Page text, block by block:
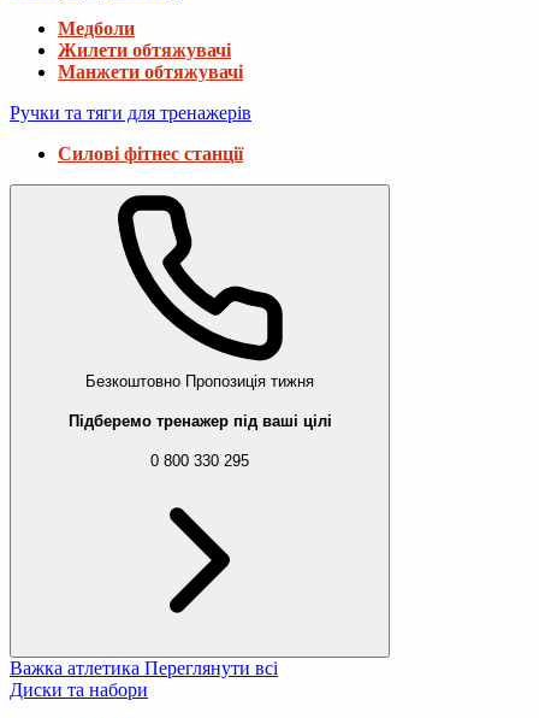
Медболи
Жилети обтяжувачі
Манжети обтяжувачі
Ручки та тяги для тренажерів
Силові фітнес станції
Безкоштовно Пропозиція тижня
Підберемо тренажер під ваші цілі
0 800 330 295
Важка атлетика Переглянути всі
Диски та набори